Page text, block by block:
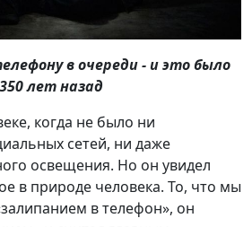
в очереди - и это было
350 лет назад
когда не было ни
сетей, ни даже
освещения. Но он увидел
в природе человека. То, что мы
в телефон», он